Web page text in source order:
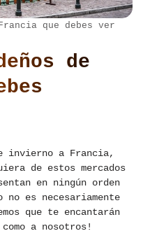
que debes ver
de
invierno a Francia,
de estos mercados
en ningún orden
es necesariamente
que te encantarán
a nosotros!